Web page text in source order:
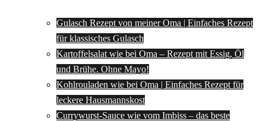
Gulasch Rezept von meiner Oma | Einfaches Rezept
für klassisches Gulasch
Kartoffelsalat wie bei Oma – Rezept mit Essig, Öl
und Brühe. Ohne Mayo!
Kohlrouladen wie bei Oma | Einfaches Rezept für
leckere Hausmannskost
Currywurst-Sauce wie vom Imbiss – das beste